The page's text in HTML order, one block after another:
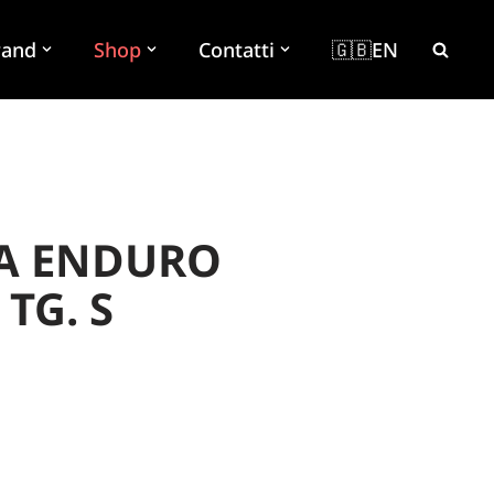
Shop Contatti 🇬🇧EN
ENDURO
S